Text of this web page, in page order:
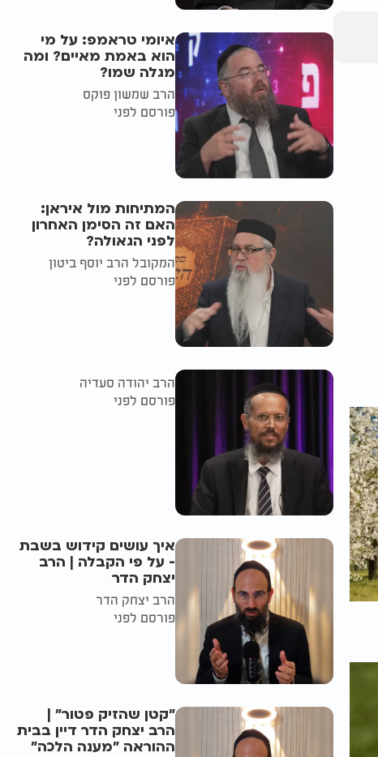
איומי טראמפ: על מי
הוא באמת מאיים? ומה
מגלה שמו?
הרב שמשון פוקס
פורסם לפני
המתיחות מול איראן:
האם זה הסימן האחרון
לפני הגאולה?
המקובל הרב יוסף ביטון
פורסם לפני
הרב יהודה סעדיה
פורסם לפני
איך עושים קידוש בשבת
- על פי הקבלה | הרב
יצחק הדר
הרב יצחק הדר
פורסם לפני
"קטן שהזיק פטור" |
הרב יצחק הדר דיין בבית
ההוראה "מענה הלכה"